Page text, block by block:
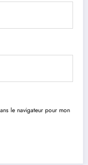
le navigateur pour mon